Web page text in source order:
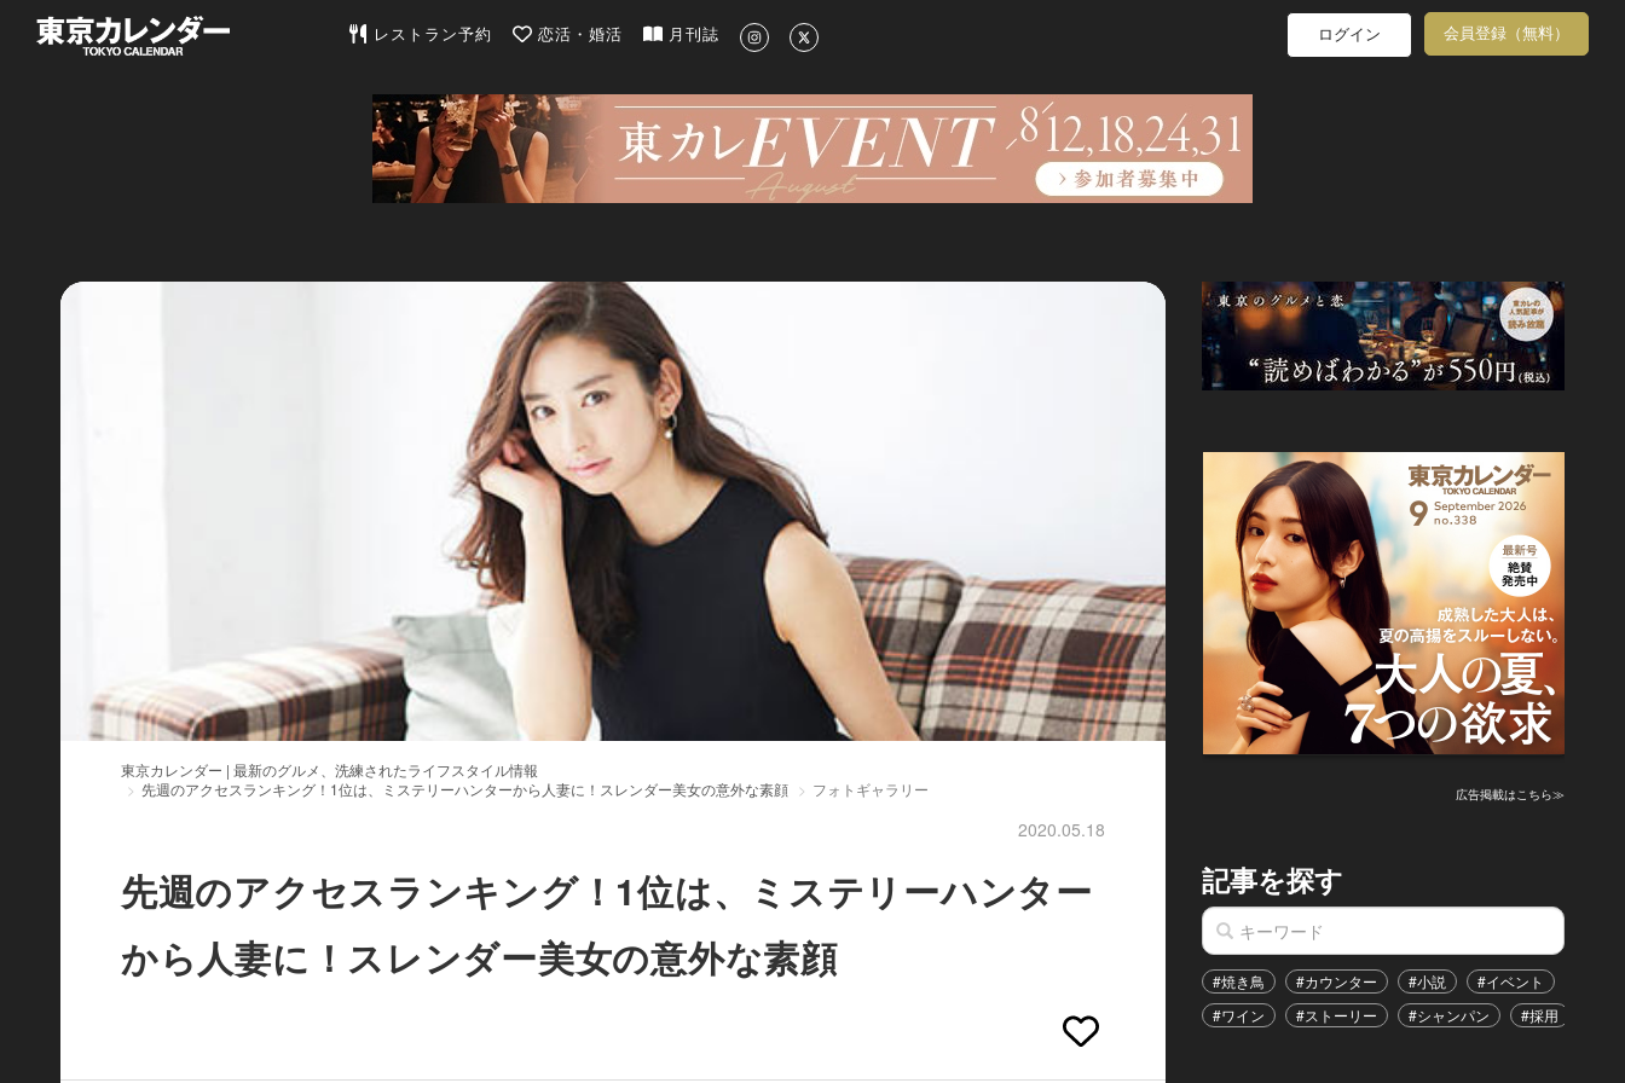
東京カレンダー | 最新のグルメ、洗練されたライフスタイル情報
レストラン予約 恋活・婚活 月刊誌 ログイン 会員登録（無料）
東京カレンダー | 最新のグルメ、洗練されたライフスタイル情報
先週のアクセスランキング！1位は、ミステリーハンターから人妻に！スレンダー美女の意外な素顔
フォトギャラリー
2020.05.18
先週のアクセスランキング！1位は、ミステリーハンター
から人妻に！スレンダー美女の意外な素顔
広告掲載はこちら≫
記事を探す
#焼き鳥 #カウンター #小説 #イベント
#ワイン
#ストーリー #シャンパン #採用